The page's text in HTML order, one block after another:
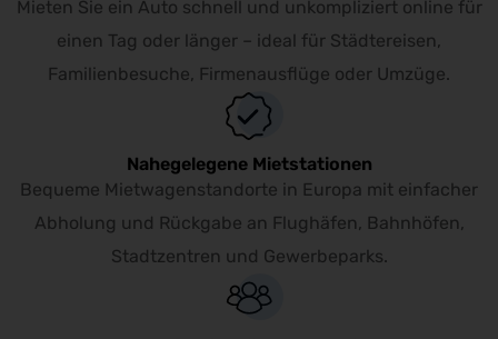
Mieten Sie ein Auto schnell und unkompliziert online für
einen Tag oder länger – ideal für Städtereisen,
Familienbesuche, Firmenausflüge oder Umzüge.
Nahegelegene Mietstationen
Bequeme Mietwagenstandorte in Europa mit einfacher
Abholung und Rückgabe an Flughäfen, Bahnhöfen,
Stadtzentren und Gewerbeparks.